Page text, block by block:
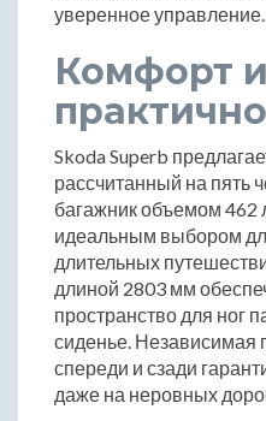
уверенное управление.
Комфорт и
Skoda Superb
рассчитанный на пять
багажник объемом 462
идеальным выбором
длительных
длиной 2803 мм
пространство для ног
сиденье. Независимая
спереди и сзади
даже на неровных